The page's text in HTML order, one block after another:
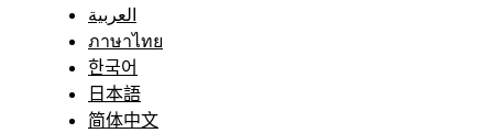
العربية
ภาษาไทย
한국어
日本語
简体中文